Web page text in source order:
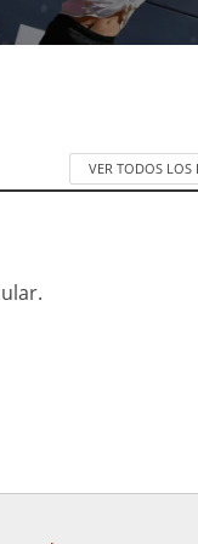
VER TODOS LOS